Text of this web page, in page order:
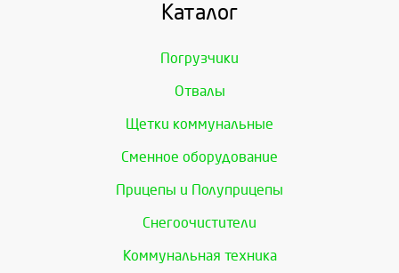
Каталог
Погрузчики
Отвалы
Щетки коммунальные
Сменное оборудование
Прицепы и Полуприцепы
Снегоочистители
Коммунальная техника